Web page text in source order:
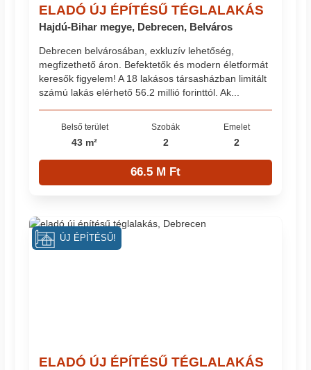
ELADÓ ÚJ ÉPÍTÉSŰ TÉGLALAKÁS
Hajdú-Bihar megye, Debrecen, Belváros
Debrecen belvárosában, exkluzív lehetőség,
megfizethető áron. Befektetők és modern életformát
keresők figyelem! A 18 lakásos társasházban limitált
számú lakás elérhető 56.2 millió forinttól. Ak...
Belső terület
43 m²
Szobák
2
Emelet
2
66.5 M Ft
ELADÓ ÚJ ÉPÍTÉSŰ TÉGLALAKÁS
ÚJ ÉPÍTÉSŰ!